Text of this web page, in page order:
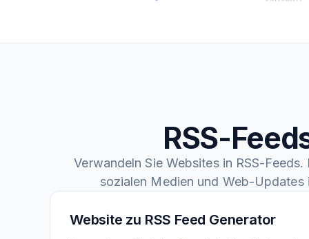
RSS-
Verwandeln Sie Websites in RSS-
sozialen Medien und Web-Updates
Website zu RSS Feed Generator